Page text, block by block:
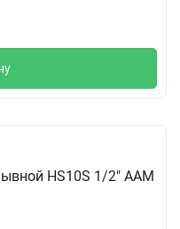
HS10S 1/2" ААМ